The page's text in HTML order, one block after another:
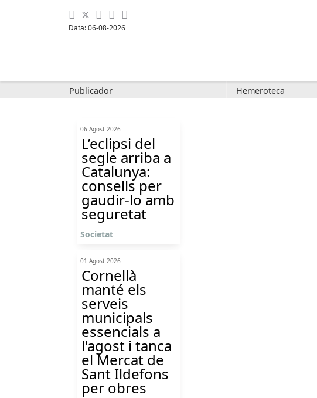
Data: 06-08-2026
Publicador Hemeroteca
06 Agost 2026
L’eclipsi del
segle arriba a
Catalunya:
consells per
gaudir-lo amb
seguretat
Societat
01 Agost 2026
Cornellà
manté els
serveis
municipals
essencials a
l'agost i tanca
el Mercat de
Sant Ildefons
per obres